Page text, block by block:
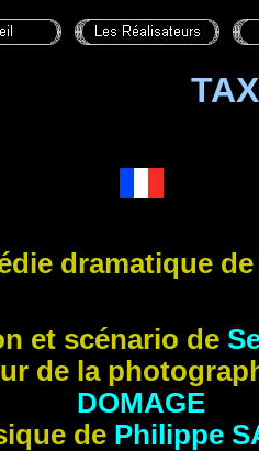
dramatique
et scénario de
de la
DOMAGE
de Philippe